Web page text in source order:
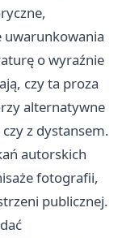
uwarunkowania
o wyraźnie
czy ta proza
alternatywne
z dystansem.
autorskich
fotografii,
publicznej.